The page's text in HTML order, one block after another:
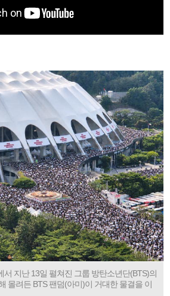
서 지난 13일 펼쳐진 그룹 방탄소년단(BTS)의
몰려든 BTS 팬덤(아미)이 거대한 물결을 이